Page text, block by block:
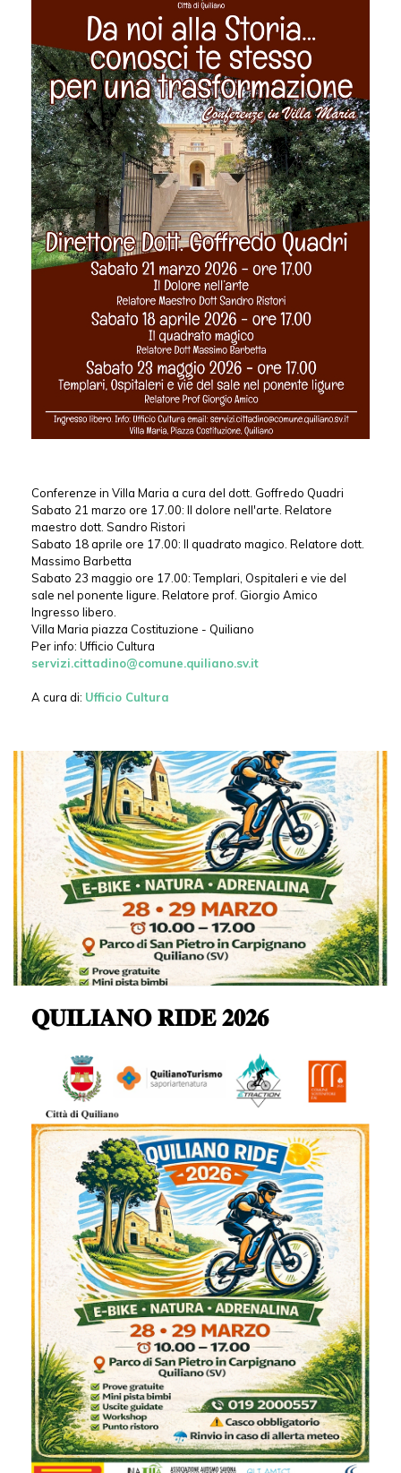
Conferenze in Villa Maria a cura del dott. Goffredo Quadri
Sabato 21 marzo ore 17.00: Il dolore nell'arte. Relatore
maestro dott. Sandro Ristori
Sabato 18 aprile ore 17.00: Il quadrato magico. Relatore dott.
Massimo Barbetta
Sabato 23 maggio ore 17.00: Templari, Ospitaleri e vie del
sale nel ponente ligure. Relatore prof. Giorgio Amico
Ingresso libero.
Villa Maria piazza Costituzione - Quiliano
Per info: Ufficio Cultura
servizi.cittadino@comune.quiliano.sv.it
A cura di: Ufficio Cultura
𝐐𝐔𝐈𝐋𝐈𝐀𝐍𝐎 𝐑𝐈𝐃𝐄 𝟐𝟎𝟐𝟔